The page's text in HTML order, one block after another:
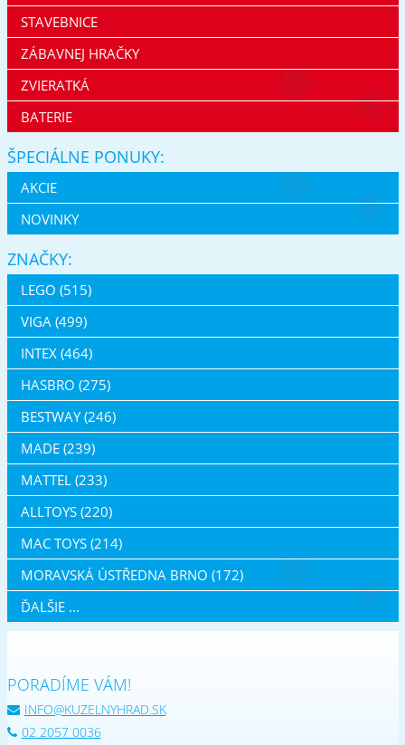
STAVEBNICE
ZÁBAVNEJ HRAČKY
ZVIERATKÁ
BATERIE
ŠPECIÁLNE PONUKY:
AKCIE
NOVINKY
ZNAČKY:
LEGO (515)
VIGA (499)
INTEX (464)
HASBRO (275)
BESTWAY (246)
MADE (239)
MATTEL (233)
ALLTOYS (220)
MAC TOYS (214)
MORAVSKÁ ÚSTŘEDNA BRNO (172)
ĎALŠIE ...
PORADÍME VÁM!
INFO@KUZELNYHRAD.SK
02 2057 0036